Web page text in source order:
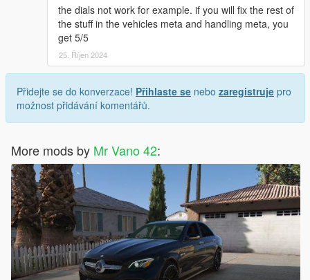
the dials not work for example. if you will fix the rest of
the stuff in the vehicles meta and handling meta, you
get 5/5
25. Říjen 2024
Přidejte se do konverzace! Přihlaste se nebo zaregistruje pro
možnost přidávání komentářů.
More mods by Mr Vano 42: